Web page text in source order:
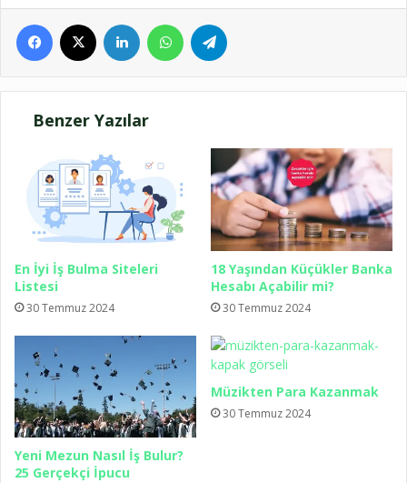
Facebook LinkedIn WhatsApp
Benzer Yazılar
En İyi İş Bulma Siteleri
Listesi
30 Temmuz 2024
18 Yaşından Küçükler Banka
Hesabı Açabilir mi?
30 Temmuz 2024
Yeni Mezun Nasıl İş Bulur?
25 Gerçekçi İpucu
Müzikten Para Kazanmak
30 Temmuz 2024